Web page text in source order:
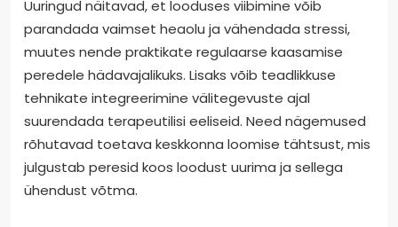
Uuringud näitavad, et looduses viibimine võib
parandada vaimset heaolu ja vähendada stressi,
muutes nende praktikate regulaarse kaasamise
peredele hädavajalikuks. Lisaks võib teadlikkuse
tehnikate integreerimine välitegevuste ajal
suurendada terapeutilisi eeliseid. Need nägemused
rõhutavad toetava keskkonna loomise tähtsust, mis
julgustab peresid koos loodust uurima ja sellega
ühendust võtma.